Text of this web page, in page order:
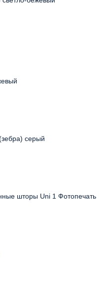
серый
шторы Uni 1 Фотопечать